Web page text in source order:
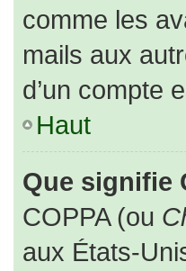
comme les
mails aux
d’un compte
Haut
Que signifie
COPPA (ou
aux États-